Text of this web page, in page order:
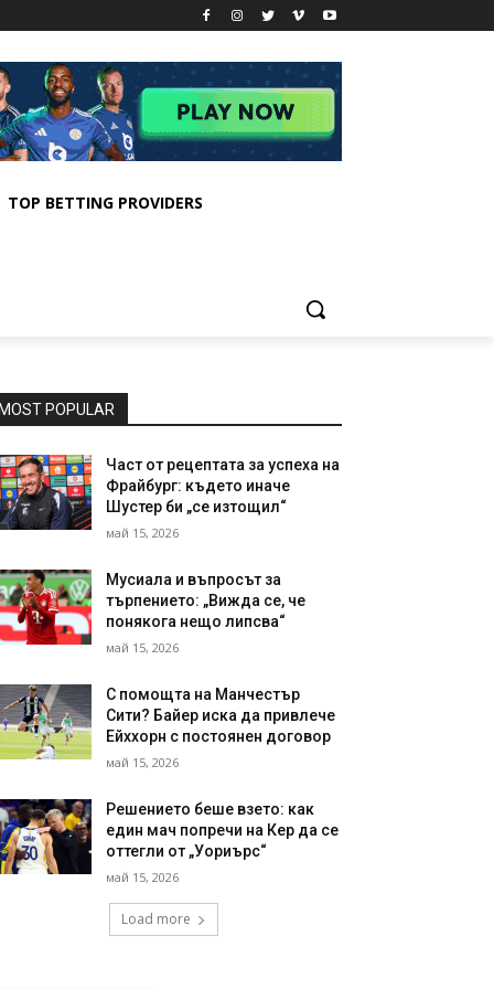
TOP BETTING PROVIDERS
MOST POPULAR
Част от рецептата за успеха на
Фрайбург: където иначе
Шустер би „се изтощил“
май 15, 2026
Мусиала и въпросът за
търпението: „Вижда се, че
понякога нещо липсва“
май 15, 2026
С помощта на Манчестър
Сити? Байер иска да привлече
Ейххорн с постоянен договор
май 15, 2026
Решението беше взето: как
един мач попречи на Кер да се
оттегли от „Уориърс“
май 15, 2026
Load more